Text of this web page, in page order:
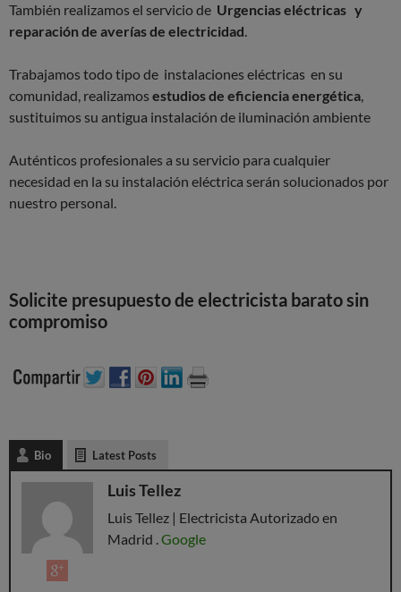
También realizamos el servicio de Urgencias eléctricas y
reparación de averías de electricidad.
Trabajamos todo tipo de instalaciones eléctricas en su
comunidad, realizamos estudios de eficiencia energética,
sustituimos su antigua instalación de iluminación ambiente
Auténticos profesionales a su servicio para cualquier
necesidad en la su instalación eléctrica serán solucionados por
nuestro personal.
Solicite presupuesto de electricista barato sin
compromiso
Bio Latest Posts
Luis Tellez
Luis Tellez | Electricista Autorizado en
Madrid .Google